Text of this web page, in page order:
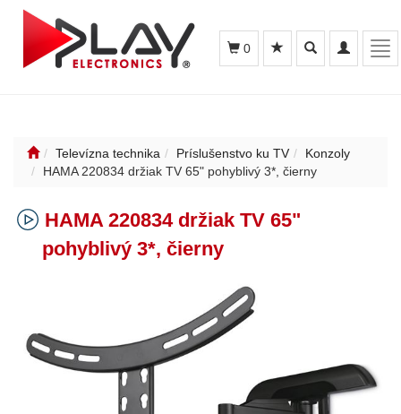
Toggle
navigation
Toggle
search
0
Televízna technika Príslušenstvo ku TV
Konzoly
HAMA 220834 držiak TV 65" pohyblivý 3*, čierny
HAMA 220834 držiak TV 65"
pohyblivý 3*, čierny